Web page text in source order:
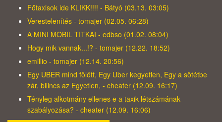
Főtaxisok ide KLIKK!!!! - Bátyó (03.13. 03:05)
Verestelenítés - tomajer (02.05. 06:28)
A MINI MOBIL TITKAI - edbso (01.02. 08:04)
Hogy mik vannak...!? - tomajer (12.22. 18:52)
emillio - tomajer (12.14. 20:56)
Egy UBER mind fölött, Egy Uber kegyetlen, Egy a sötétbe
zár, bilincs az Egyetlen, - cheater (12.09. 16:17)
Tényleg alkotmány ellenes e a taxik létszámának
szabályozása? - cheater (12.09. 16:06)